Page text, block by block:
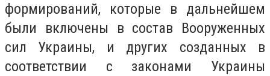
формирований, которые в дальнейшем
были включены в состав Вооруженных
сил Украины, и других созданных в
соответствии с законами Украины